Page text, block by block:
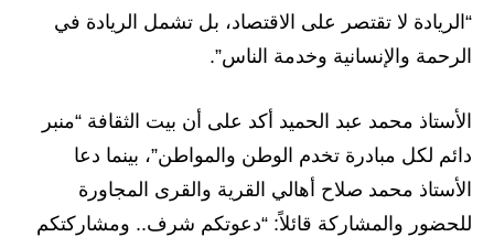
“الريادة لا تقتصر على الاقتصاد، بل تشمل الريادة في
الرحمة والإنسانية وخدمة الناس”.
الأستاذ محمد عبد الحميد أكد على أن بيت الثقافة “منبر
دائم لكل مبادرة تخدم الوطن والمواطن”، بينما دعا
الأستاذ محمد صلاح أهالي القرية والقرى المجاورة
للحضور والمشاركة قائلاً: “دعوتكم شرف.. ومشاركتكم